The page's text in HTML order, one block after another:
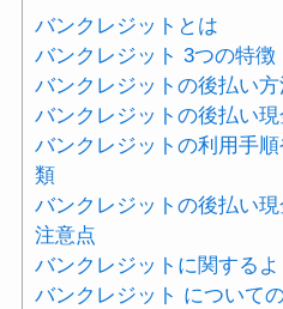
バンクレジットとは
バンクレジット 3つの特徴
バンクレジットの後払い
バンクレジットの後払い
バンクレジットの利用手
類
バンクレジットの後払い
注意点
バンクレジットに関する
バンクレジット について